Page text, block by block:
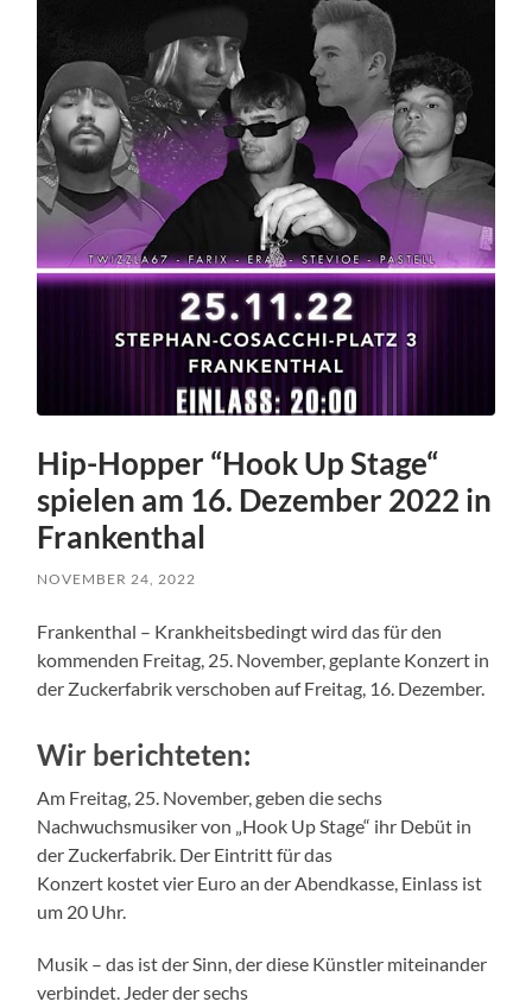
Hip-Hopper “Hook Up Stage“
spielen am 16. Dezember 2022 in
Frankenthal
NOVEMBER 24, 2022
Frankenthal – Krankheitsbedingt wird das für den
kommenden Freitag, 25. November, geplante Konzert in
der Zuckerfabrik verschoben auf Freitag, 16. Dezember.
Wir berichteten:
Am Freitag, 25. November, geben die sechs
Nachwuchsmusiker von „Hook Up Stage“ ihr Debüt in
der Zuckerfabrik. Der Eintritt für das
Konzert kostet vier Euro an der Abendkasse, Einlass ist
um 20 Uhr.
Musik – das ist der Sinn, der diese Künstler miteinander
verbindet. Jeder der sechs